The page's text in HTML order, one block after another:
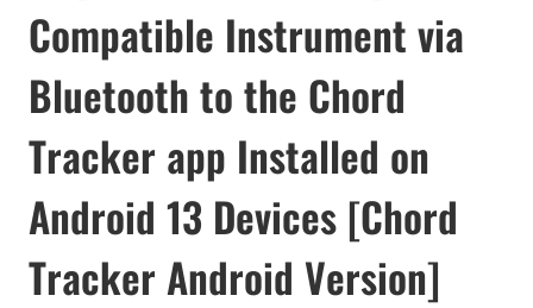
Compatible Instrument via
Bluetooth to the Chord
Tracker app Installed on
Android 13 Devices [Chord
Tracker Android Version]